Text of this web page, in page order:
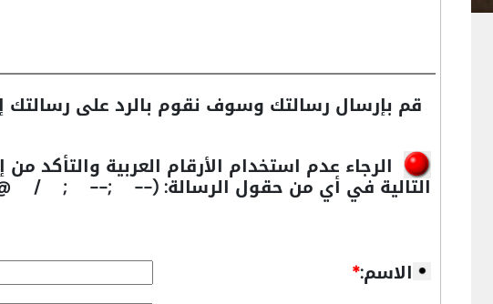
قم بإرسال رسالتك وسوف نقوم بالرد على رسالتك
الرجاء عدم استخدام الأرقام العربية والتأكد من
التالية في أي من حقول الرسالة:@@ ' OR " OR)
الاسم:*